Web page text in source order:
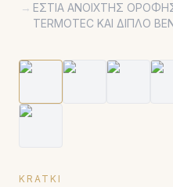
Ψησταριές
Εκκλησιαστικά
Σχετικά
→ ΕΣΤΙΑ ΑΝΟΙΧΤΗΣ
TERMOTEC KAI ΔΙΠΛΟ
KRATKI